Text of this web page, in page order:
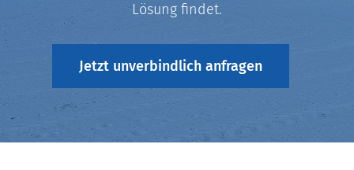
Lösung findet.
Jetzt unverbindlich anfragen